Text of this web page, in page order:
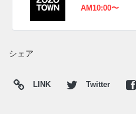
AM10:00〜
シェア
LINK Twitter